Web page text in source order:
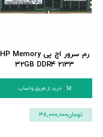
رم سرور اچ پی HP Memory
۳۲GB DDR۴ ۲۱۳۳
خرید از طریق واتساپ
تومان۳۸,۰۰۰,۰۰۰